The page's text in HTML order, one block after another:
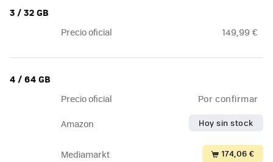
3 / 32 GB
Precio oficial 149,99 €
4 / 64 GB
Precio oficial Por confirmar
Amazon Hoy sin stock
Mediamarkt 174,06 €